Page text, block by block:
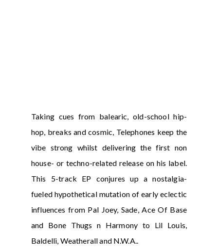
Taking cues from balearic, old-school hip-
hop, breaks and cosmic, Telephones keep the
vibe strong whilst delivering the first non
house- or techno-related release on his label.
This 5-track EP conjures up a nostalgia-
fueled hypothetical mutation of early eclectic
influences from Pal Joey, Sade, Ace Of Base
and Bone Thugs n Harmony to Lil Louis,
Baldelli, Weatherall and N.W.A..